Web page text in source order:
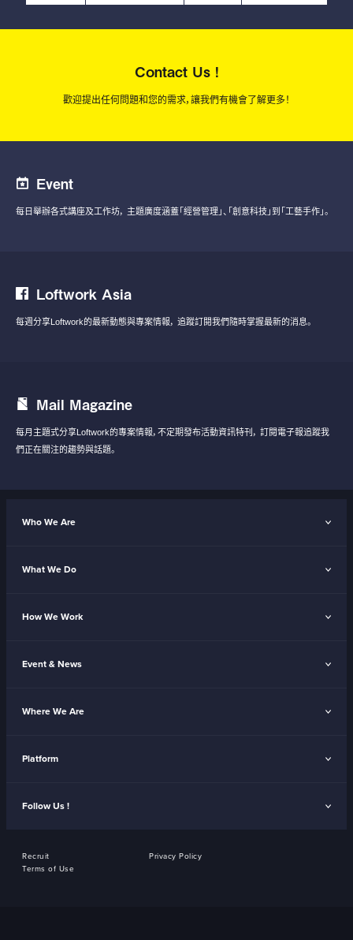
Contact Us !
歡迎提出任何問題和您的需求，讓我們有機會了解更多！
Event
每日舉辦各式講座及工作坊， 主題廣度涵蓋「經營管理」、「創意科技」到「工藝手作」。
Loftwork Asia
每週分享Loftwork的最新動態與專案情報， 追蹤訂閱我們隨時掌握最新的消息。
Mail Magazine
每月主題式分享Loftwork的專案情報，不定期發布活動資訊特刊， 訂閱電子報追蹤我
們正在關注的趨勢與話題。
Who We Are
What We Do
How We Work
Event & News
Where We Are
Platform
Follow Us !
Recruit
Privacy Policy
Terms of Use